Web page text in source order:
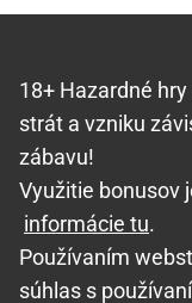
18+ Hazardné
strát a vzniku
zábavu!
Využitie bonusov
informácie tu.
Používaním
súhlas s